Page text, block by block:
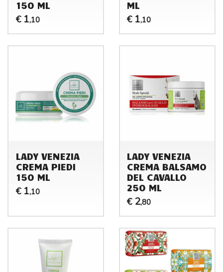
150 ML
€ 1,10
ML
€ 1,10
LADY VENEZIA
CREMA PIEDI
150 ML
€ 1,10
LADY VENEZIA
CREMA BALSAMO
DEL CAVALLO
250 ML
€ 2,80